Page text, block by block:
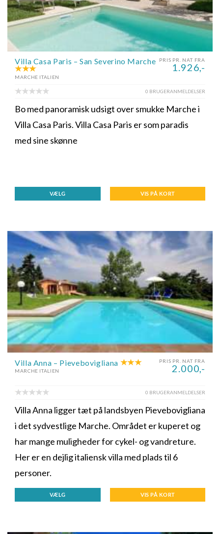
PRIS PR. NAT FRA
1.926,-
Villa Casa Paris – San Severino Marche
MARCHE ITALIEN
0 BRUGERANMELDELSER
Bo med panoramisk udsigt over smukke Marche i
Villa Casa Paris. Villa Casa Paris er som paradis
med sine skønne
VÆLG VIS PÅ KORT
PRIS PR. NAT FRA
2.000,-
Villa Anna – Pievebovigliana
MARCHE ITALIEN
0 BRUGERANMELDELSER
Villa Anna ligger tæt på landsbyen Pievebovigliana
i det sydvestlige Marche. Området er kuperet og
har mange muligheder for cykel- og vandreture.
Her er en dejlig italiensk villa med plads til 6
personer.
VÆLG VIS PÅ KORT